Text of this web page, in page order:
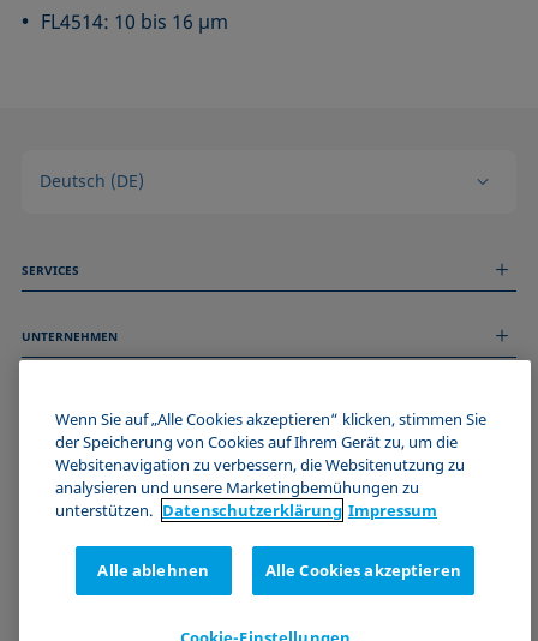
FL4514: 10 bis 16 µm
Deutsch (DE)
SERVICES
Technischer Service
UNTERNEHMEN
Stellenangebote
Events
Impressum
Datenschutzerklärung
Cookie-Richtlinie
Zertifizierungen (ISO 9001)
Newsletter-Anmeldung
WERDE TEIL DER KRÜSS COMMUNITY
Wenn Sie auf „Alle Cookies akzeptieren“ klicken, stimmen Sie
der Speicherung von Cookies auf Ihrem Gerät zu, um die
Websitenavigation zu verbessern, die Websitenutzung zu
analysieren und unsere Marketingbemühungen zu
unterstützen. Datenschutz­erklärung Impressum
Alle ablehnen Alle Cookies akzeptieren